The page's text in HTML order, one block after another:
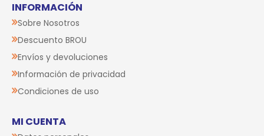
INFORMACIÓN
Sobre Nosotros
Descuento BROU
Envíos y devoluciones
Información de privacidad
Condiciones de uso
MI CUENTA